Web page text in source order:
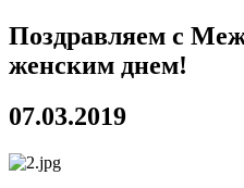
Поздравляем с
женским днем!
07.03.2019